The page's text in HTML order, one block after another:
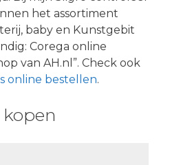
het assortiment
baby en Kunstgebit
Corega online
van AH.nl”. Check ook
online bestellen.